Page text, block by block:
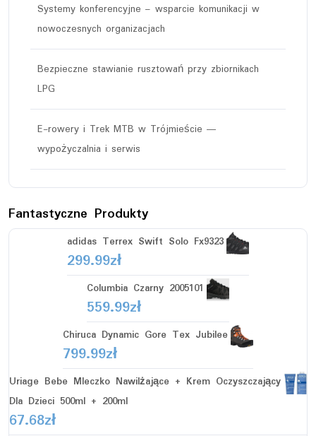
Systemy konferencyjne – wsparcie komunikacji w
nowoczesnych organizacjach
Bezpieczne stawianie rusztowań przy zbiornikach
LPG
E-rowery i Trek MTB w Trójmieście —
wypożyczalnia i serwis
Fantastyczne Produkty
adidas Terrex Swift Solo Fx9323
299.99zł
Columbia Czarny 2005101
559.99zł
Chiruca Dynamic Gore Tex Jubilee
799.99zł
Uriage Bebe Mleczko Nawilżające + Krem Oczyszczający
Dla Dzieci 500ml + 200ml
67.68zł